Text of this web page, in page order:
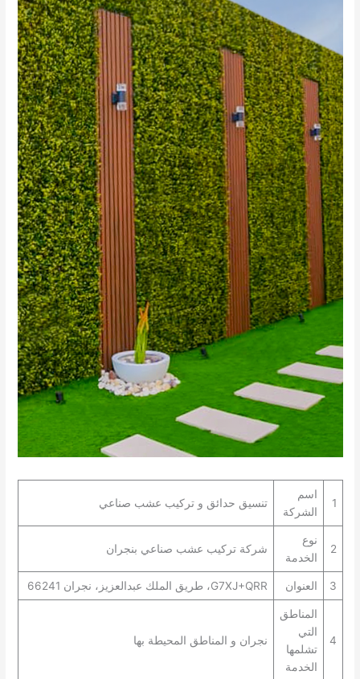
1
اسم
الشركة
تنسيق حدائق و تركيب عشب صناعي
2
نوع
الخدمة
شركة تركيب عشب صناعي بنجران
3 العنوان G7XJ+QRR، طريق الملك عبدالعزيز، نجران 66241
4
المناطق
التي
تشلمها
الخدمة
نجران و المناطق المحيطة بها